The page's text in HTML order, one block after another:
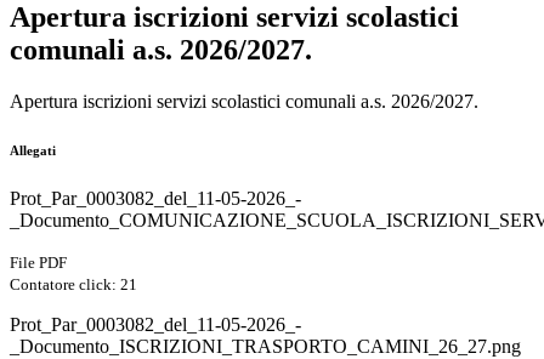
Apertura iscrizioni servizi scolastici
comunali a.s. 2026/2027.
Apertura iscrizioni servizi scolastici comunali a.s. 2026/2027.
Allegati
Prot_Par_0003082_del_11-05-2026_-
File PDF
Contatore click: 21
Prot_Par_0003082_del_11-05-2026_-
_Documento_ISCRIZIONI_TRASPORTO_CAMINI_26_27.png